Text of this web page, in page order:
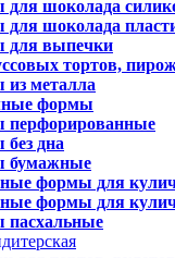
шоколада
шоколада
выпечки
тортов,
металла
формы
дна
бумажные
формы для
формы для